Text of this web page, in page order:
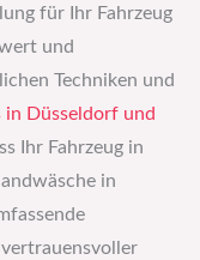
für Ihr Fahrzeug
und
Techniken und
in Düsseldorf und
Ihr Fahrzeug in
in